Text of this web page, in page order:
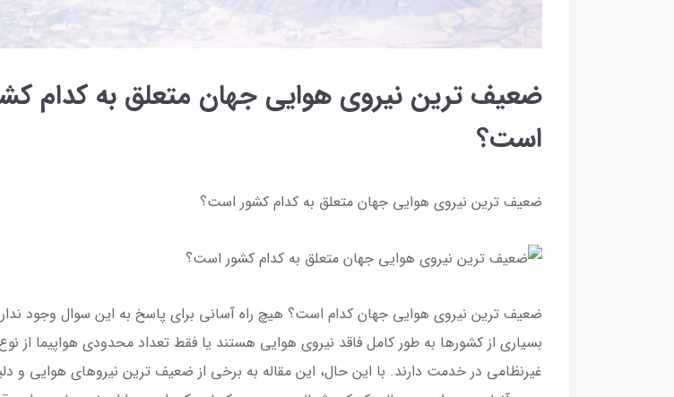
ضعیف ترین نیروی هوایی جهان متعلق به کدام
است؟
ضعیف ترین نیروی هوایی جهان متعلق به کدام کشور است؟
ضعیف ترین نیروی هوایی جهان کدام است؟ هیچ راه آسانی برای پاسخ به این سوال وجود
بسیاری از کشورها به طور کامل فاقد نیروی هوایی هستند یا فقط تعداد محدودی هواپیما از
غیرنظامی در خدمت دارند. با این حال، این مقاله به برخی از ضعیف ترین نیروهای هوایی و